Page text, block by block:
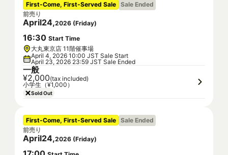
First-Come, First-Served Sale Sale Ended
前売り
April24,2026 (Friday)
16:30 Start Time
大丸東京店 11階催事場
April 4, 2026 10:00 JST Sale Start
April 23, 2026 23:59 JST Sale Ended
一般
¥2,000(tax included)
小学生（¥1,000）
Sold Out
First-Come, First-Served Sale Sale Ended
前売り
April24,2026 (Friday)